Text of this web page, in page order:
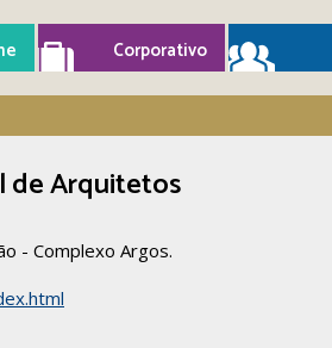
Corporativo
de Arquitetos
- Complexo Argos.